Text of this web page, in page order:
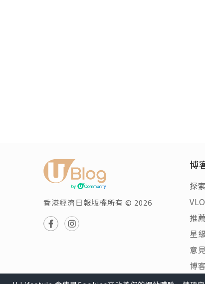
香港經濟日報版權所有 © 2026
博
探索
推
星
意
博